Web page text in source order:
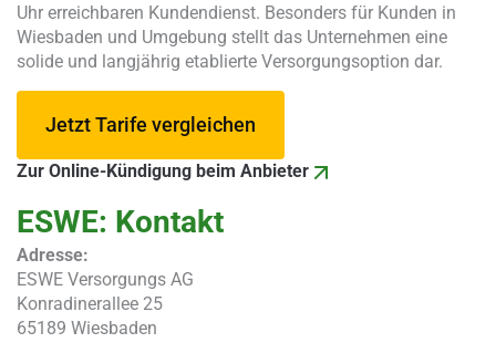
Uhr erreichbaren Kundendienst. Besonders für Kunden in
Wiesbaden und Umgebung stellt das Unternehmen eine
solide und langjährig etablierte Versorgungsoption dar.
Jetzt Tarife vergleichen
Zur Online-Kündigung beim Anbieter
ESWE: Kontakt
Adresse:
ESWE Versorgungs AG
Konradinerallee 25
65189 Wiesbaden